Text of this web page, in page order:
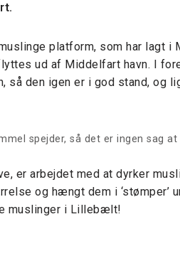
platform, som har lagt i
ud af Middelfart havn. I
så den igen er i god stand, og
spejder, så det er ingen sag at
er arbejdet med at dyrker
og hængt dem i ‘stømper’
muslinger i Lillebælt!